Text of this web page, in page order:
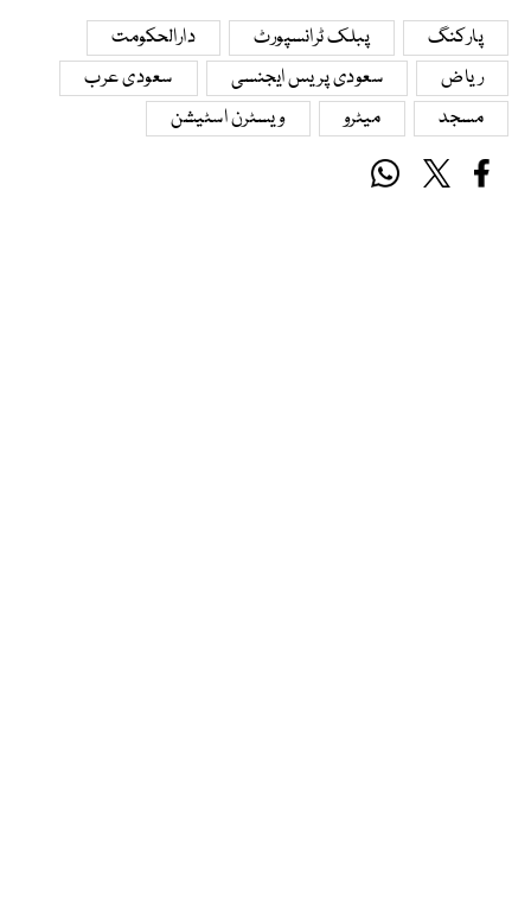
پارکنگ پبلک ٹرانسپورٹ
دارالحکومت
ریاض
سعودی پریس ایجنسی
سعودی عرب
مسجد
میٹرو ویسٹرن اسٹیشن